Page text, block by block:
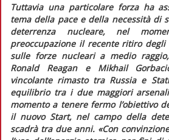
Tuttavia una particolare forza ha
tema della pace e della necessità di
deterrenza nucleare, nel
preoccupazione il recente ritiro
sulle forze nucleari a medio
Ronald Reagan e Mikhail
vincolante rimasto tra Russia e
equilibrio tra i due maggiori
momento a tenere fermo l’obiettivo
il nuovo Start, nel campo della
scadrà tra due anni. «Con